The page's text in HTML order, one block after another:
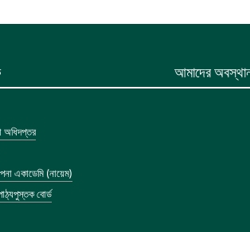
অধিদপ্তর
একাডেমি (নায়েম)
বোর্ড
আমাদের